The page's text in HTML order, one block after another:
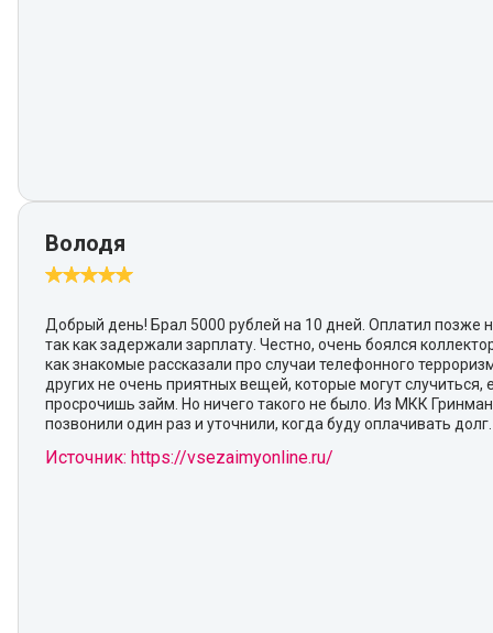
Володя
Добрый день! Брал 5000 рублей на 10 дней. Оплатил позже
так как задержали зарплату. Честно, очень боялся
как знакомые рассказали про случаи телефонного
других не очень приятных вещей, которые могут случиться,
просрочишь займ. Но ничего такого не было. Из МКК
позвонили один раз и уточнили, когда буду оплачивать долг.
Источник: https://vsezaimyonline.ru/